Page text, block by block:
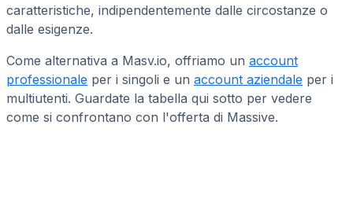
caratteristiche, indipendentemente dalle circostanze o
dalle esigenze.
Come alternativa a Masv.io, offriamo un account
professionale per i singoli e un account aziendale per i
multiutenti. Guardate la tabella qui sotto per vedere
come si confrontano con l'offerta di Massive.